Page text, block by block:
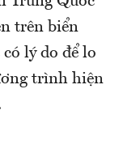
trên biển
lý do để lo
trình hiện